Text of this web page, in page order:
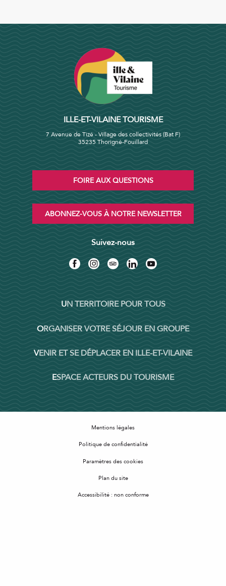
ILLE-ET-VILAINE TOURISME
7 Avenue de Tizé - Village des collectivités (Bat F)
35235 Thorigné-Fouillard
FOIRE AUX QUESTIONS
ABONNEZ-VOUS À NOTRE NEWSLETTER
Suivez-nous
UN TERRITOIRE POUR TOUS
ORGANISER VOTRE SÉJOUR EN GROUPE
VENIR ET SE DÉPLACER EN ILLE-ET-VILAINE
ESPACE ACTEURS DU TOURISME
Mentions légales
Politique de confidentialité
Paramètres des cookies
Plan du site
Accessibilité : non conforme